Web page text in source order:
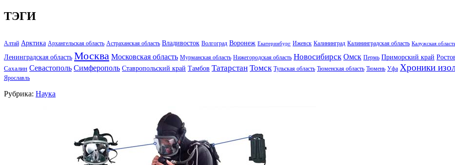
ТЭГИ
Алтай Арктика Архангельская область Астраханская область Владивосток Волгоград Воронеж Екатеринбург Ижевск Калининград Калининградская область Калужская
Ленинградская область Москва Московская область Мурманская область Нижегородская область Новосибирск Омск Пермь Приморский край
Сахалин Севастополь Симферополь Ставропольский край Тамбов Татарстан Томск Тульская область Тюменская область Тюмень Уфа Хроники
Ярославль
Рубрика: Наука